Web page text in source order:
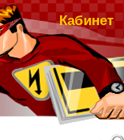
Кабинет